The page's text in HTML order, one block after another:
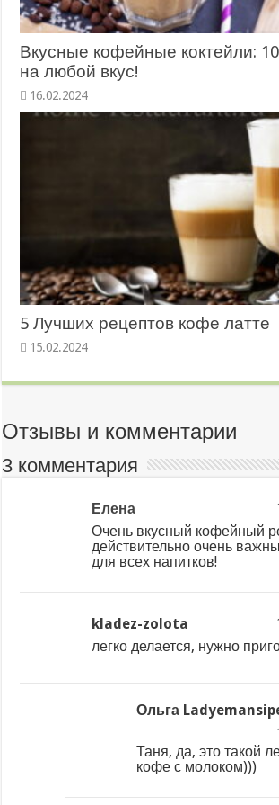
Вкусные кофейные коктейли:
на любой вкус!
16.02.2024
5 Лучших рецептов кофе латте
15.02.2024
Отзывы и комментарии
3 комментария
Елена
Очень вкусный кофейный
действительно очень
для всех напитков!
kladez-zolota
легко делается, нужно
Ольга
Таня, да, это такой
кофе с молоком)))